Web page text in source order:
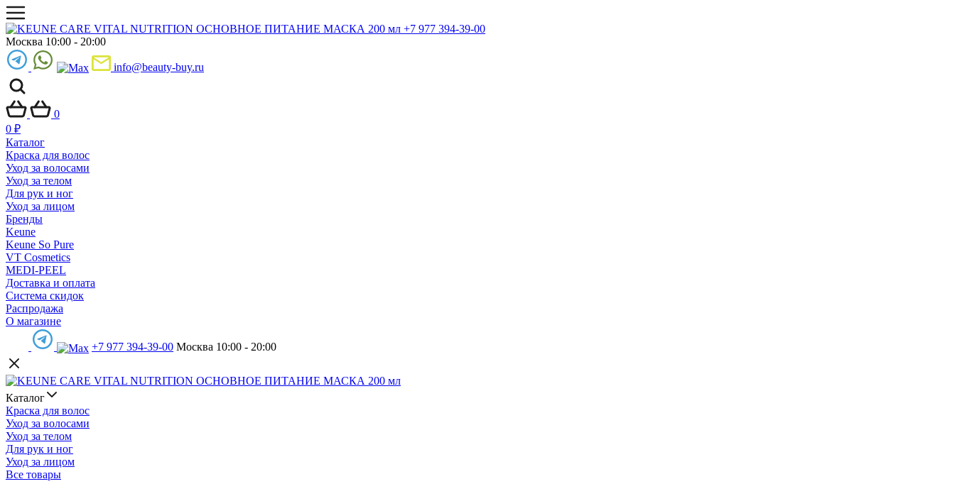
+7 977 394-39-00
Москва 10:00 - 20:00
info@beauty-buy.ru
0
0 ₽
Каталог
Краска для волос
Уход за волосами
Уход за телом
Для рук и ног
Уход за лицом
Бренды
Keune
Keune So Pure
VT Cosmetics
MEDI-PEEL
Доставка и оплата
Система скидок
Распродажа
О магазине
+7 977 394-39-00 Москва 10:00 - 20:00
Каталог
Краска для волос
Уход за волосами
Уход за телом
Для рук и ног
Уход за лицом
Все товары